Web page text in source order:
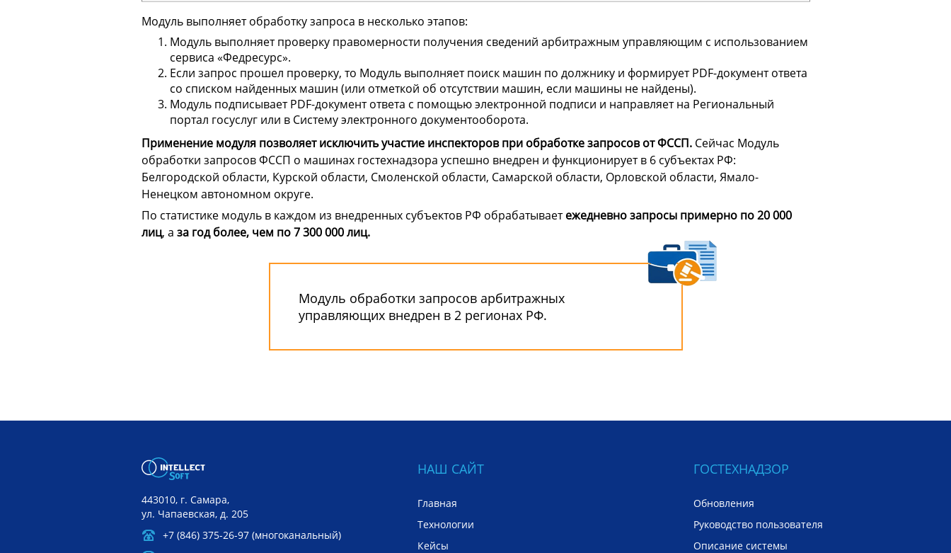
Модуль выполняет обработку запроса в несколько этапов:
Модуль выполняет проверку правомерности получения сведений арбитражным управляющим с использованием
сервиса «Федресурс».
Если запрос прошел проверку, то Модуль выполняет поиск машин по должнику и формирует PDF-документ ответа
со списком найденных машин (или отметкой об отсутствии машин, если машины не найдены).
Модуль подписывает PDF-документ ответа с помощью электронной подписи и направляет на Региональный
портал госуслуг или в Систему электронного документооборота.
Применение модуля позволяет исключить участие инспекторов при обработке запросов от ФССП.Сейчас Модуль
обработки запросов ФССП о машинах гостехнадзора успешно внедрен и функционирует в 6 субъектах РФ:
Белгородской области, Курской области, Смоленской области, Самарской области, Орловской области, Ямало-
Ненецком автономном округе.
По статистике модуль в каждом из внедренных субъектов РФ обрабатываетежедневно запросы примерно по 20 000
лиц, а за год более, чем по 7 300 000 лиц.
Модуль обработки запросов арбитражных
управляющих внедрен в 2 регионах РФ.
443010, г. Самара,
ул. Чапаевская, д. 205
+7 (846) 375-26-97 (многоканальный)
НАШ САЙТ
Главная
Технологии
Кейсы
ГОСТЕХНАДЗОР
Обновления
Руководство пользователя
Описание системы